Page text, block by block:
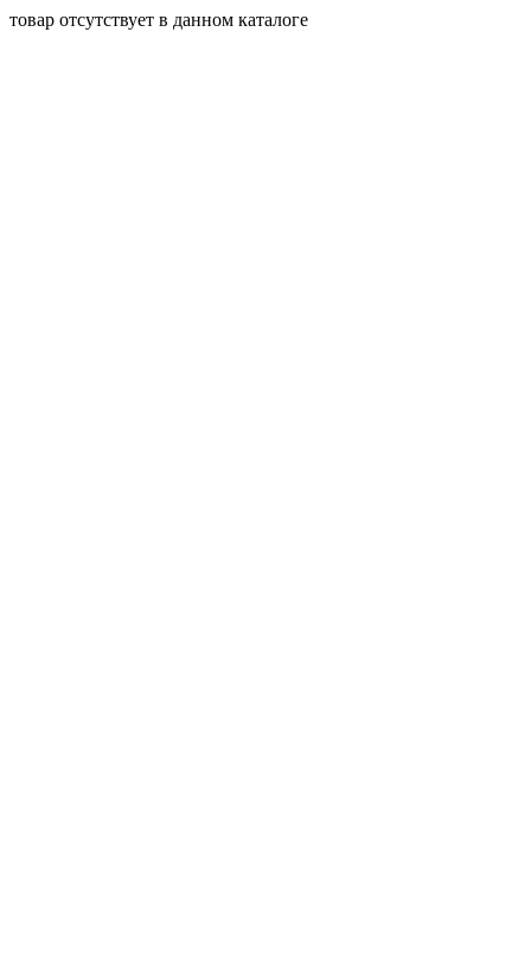
товар отсутствует в данном каталоге